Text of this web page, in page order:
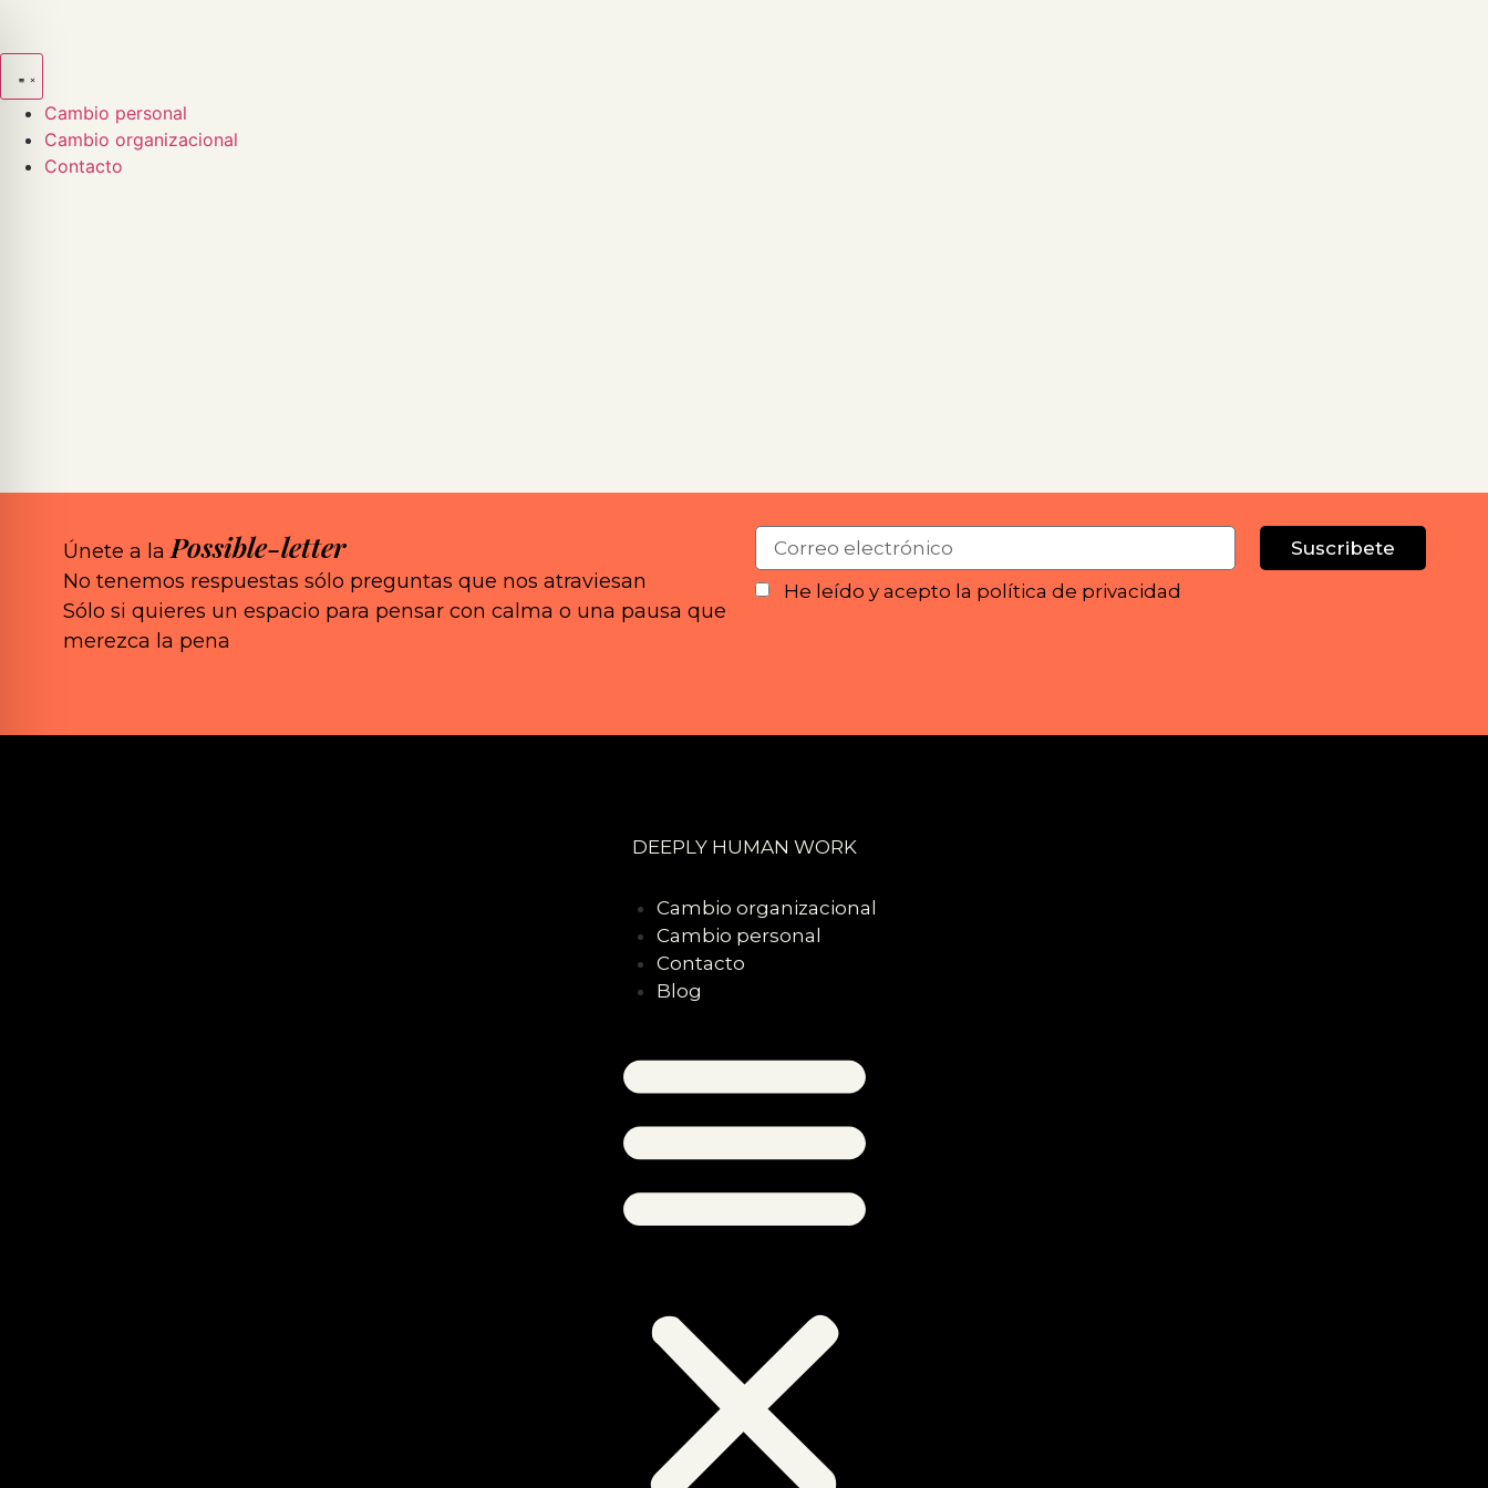
Cambio personal
Cambio organizacional
Contacto
Únete a laPossible-letter
No tenemos respuestas sólo preguntas que nos atraviesan
Sólo si quieres un espacio para pensar con calma o una pausa que
merezca la pena
He leído y acepto la política de privacidad
Suscribete
DEEPLY HUMAN WORK
Cambio organizacional
Cambio personal
Contacto
Blog